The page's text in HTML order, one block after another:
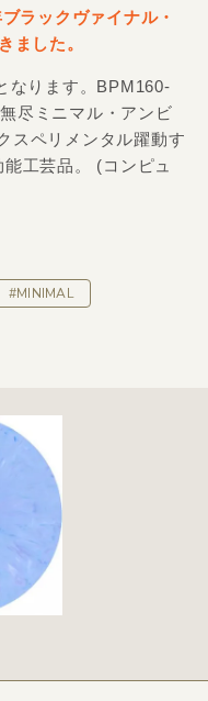
ラックヴァイナル・
ました。
なります。BPM160-
尽ミニマル・アンビ
スペリメンタル躍動す
工芸品。 (コンピュ
#MINIMAL